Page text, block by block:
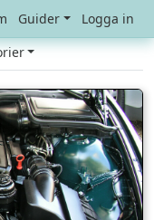
Guider
Logga in